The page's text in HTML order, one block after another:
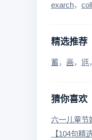
exarch
精选推荐
蓄 画 尩
猜你喜欢
六一儿童节
【104句精选